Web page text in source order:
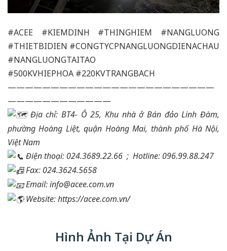
#ACEE #KIEMDINH #THINGHIEM
#NANGLUONG
#THIETBIDIEN #CONGTYCPNANGLUONGDIENACHAU
#NANGLUONGTAITAO
#500KVHIEPHOA #220KVTRANGBACH
————————————————————————
————————————
Địa chỉ: BT4- Ô 25, Khu nhà ở Bán đảo Linh Đàm,
phường Hoàng Liệt, quận Hoàng Mai, thành phố Hà Nội,
Việt Nam
Điện thoại: 024.3689.22.66 ; Hotline: 096.99.88.247
Fax: 024.3624.5658
Email: info@acee.com.vn
Website:https://acee.com.vn/
Hình Ảnh Tại Dự Án